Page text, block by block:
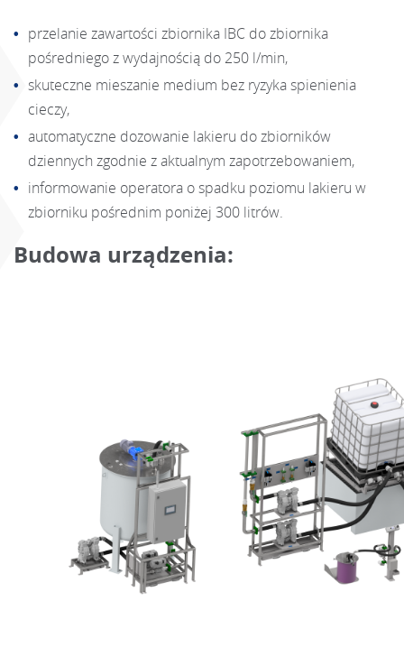
przelanie zawartości zbiornika IBC do zbiornika
pośredniego z wydajnością do 250 l/min,
skuteczne mieszanie medium bez ryzyka spienienia
cieczy,
automatyczne dozowanie lakieru do zbiorników
dziennych zgodnie z aktualnym zapotrzebowaniem,
informowanie operatora o spadku poziomu lakieru w
zbiorniku pośrednim poniżej 300 litrów.
Budowa urządzenia: